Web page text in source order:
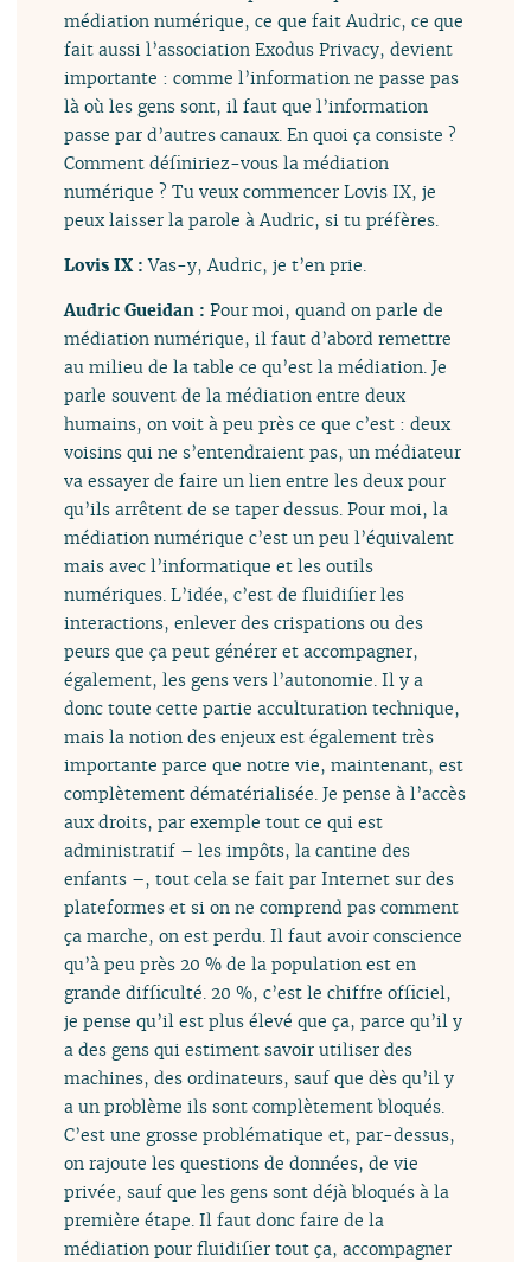
médiation numérique, ce que fait Audric, ce que
fait aussi l’association Exodus Privacy, devient
importante : comme l’information ne passe pas
là où les gens sont, il faut que l’information
passe par d’autres canaux. En quoi ça consiste ?
Comment définiriez-vous la médiation
numérique ? Tu veux commencer Lovis IX, je
peux laisser la parole à Audric, si tu préfères.
Lovis IX :Vas-y, Audric, je t’en prie.
Audric Gueidan :Pour moi, quand on parle de
médiation numérique, il faut d’abord remettre
au milieu de la table ce qu’est la médiation. Je
parle souvent de la médiation entre deux
humains, on voit à peu près ce que c’est : deux
voisins qui ne s’entendraient pas, un médiateur
va essayer de faire un lien entre les deux pour
qu’ils arrêtent de se taper dessus. Pour moi, la
médiation numérique c’est un peu l’équivalent
mais avec l’informatique et les outils
numériques. L’idée, c’est de fluidifier les
interactions, enlever des crispations ou des
peurs que ça peut générer et accompagner,
également, les gens vers l’autonomie. Il y a
donc toute cette partie acculturation technique,
mais la notion des enjeux est également très
importante parce que notre vie, maintenant, est
complètement dématérialisée. Je pense à l’accès
aux droits, par exemple tout ce qui est
administratif – les impôts, la cantine des
enfants –, tout cela se fait par Internet sur des
plateformes et si on ne comprend pas comment
ça marche, on est perdu. Il faut avoir conscience
qu’à peu près 20 % de la population est en
grande difficulté. 20 %, c’est le chiffre officiel,
je pense qu’il est plus élevé que ça, parce qu’il y
a des gens qui estiment savoir utiliser des
machines, des ordinateurs, sauf que dès qu’il y
a un problème ils sont complètement bloqués.
C’est une grosse problématique et, par-dessus,
on rajoute les questions de données, de vie
privée, sauf que les gens sont déjà bloqués à la
première étape. Il faut donc faire de la
médiation pour fluidifier tout ça, accompagner